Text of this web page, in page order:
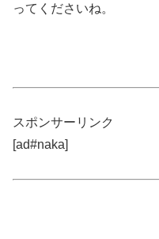
ってくださいね。
スポンサーリンク
[ad#naka]